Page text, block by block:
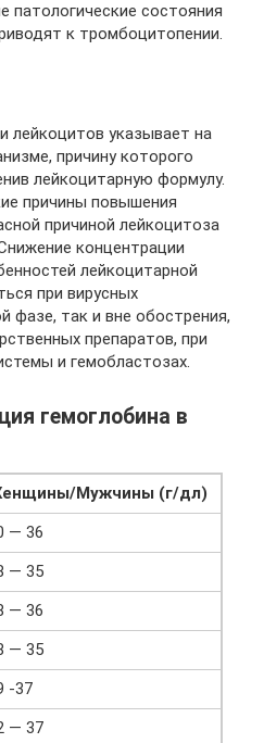
состояния
к тромбоцитопении.
лейкоцитов указывает на
причину которого
лейкоцитарную формулу.
причины повышения
причиной лейкоцитоза
концентрации
лейкоцитарной
при вирусных
фазе, так и вне обострения,
препаратов, при
и гемобластозах.
гемоглобина в
Мужчины (г/дл)
— 36
— 35
— 36
— 35
-37
— 37